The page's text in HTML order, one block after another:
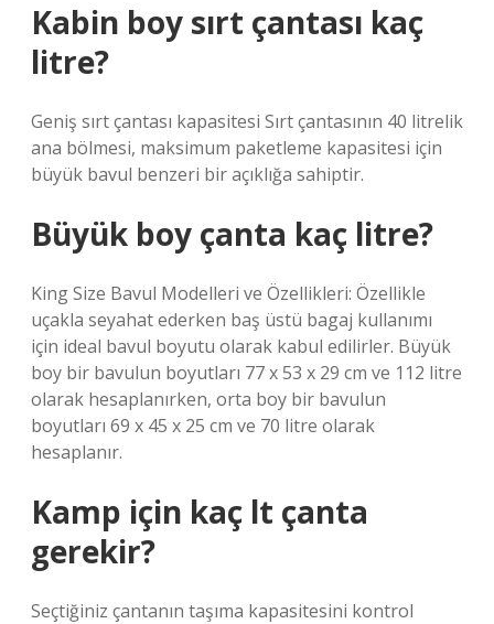
Kabin boy sırt çantası kaç
litre?
Geniş sırt çantası kapasitesi Sırt çantasının 40 litrelik
ana bölmesi, maksimum paketleme kapasitesi için
büyük bavul benzeri bir açıklığa sahiptir.
Büyük boy çanta kaç litre?
King Size Bavul Modelleri ve Özellikleri: Özellikle
uçakla seyahat ederken baş üstü bagaj kullanımı
için ideal bavul boyutu olarak kabul edilirler. Büyük
boy bir bavulun boyutları 77 x 53 x 29 cm ve 112 litre
olarak hesaplanırken, orta boy bir bavulun
boyutları 69 x 45 x 25 cm ve 70 litre olarak
hesaplanır.
Kamp için kaç lt çanta
gerekir?
Seçtiğiniz çantanın taşıma kapasitesini kontrol